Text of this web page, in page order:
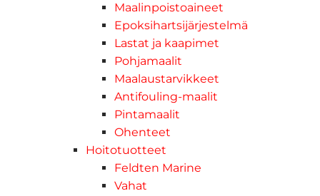
Maalinpoistoaineet
Epoksihartsijärjestelmä
Lastat ja kaapimet
Pohjamaalit
Maalaustarvikkeet
Antifouling-maalit
Pintamaalit
Ohenteet
Hoitotuotteet
Feldten Marine
Vahat